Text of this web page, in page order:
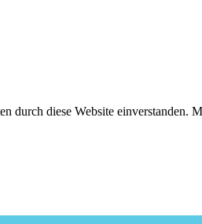
diese Website einverstanden.